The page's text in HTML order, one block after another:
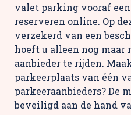
valet parking vooraf
reserveren online. Op
verzekerd van een
hoeft u alleen nog maar
aanbieder te rijden.
parkeerplaats van één
parkeeraanbieders? De
beveiligd aan de hand